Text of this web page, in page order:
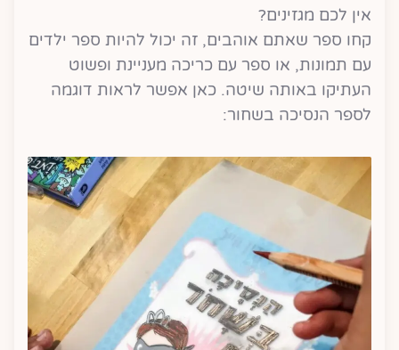
אין לכם מגזינים?
קחו ספר שאתם אוהבים, זה יכול להיות ספר ילדים
עם תמונות, או ספר עם כריכה מעניינת ופשוט
העתיקו באותה שיטה. כאן אפשר לראות דוגמה
לספר הנסיכה בשחור: